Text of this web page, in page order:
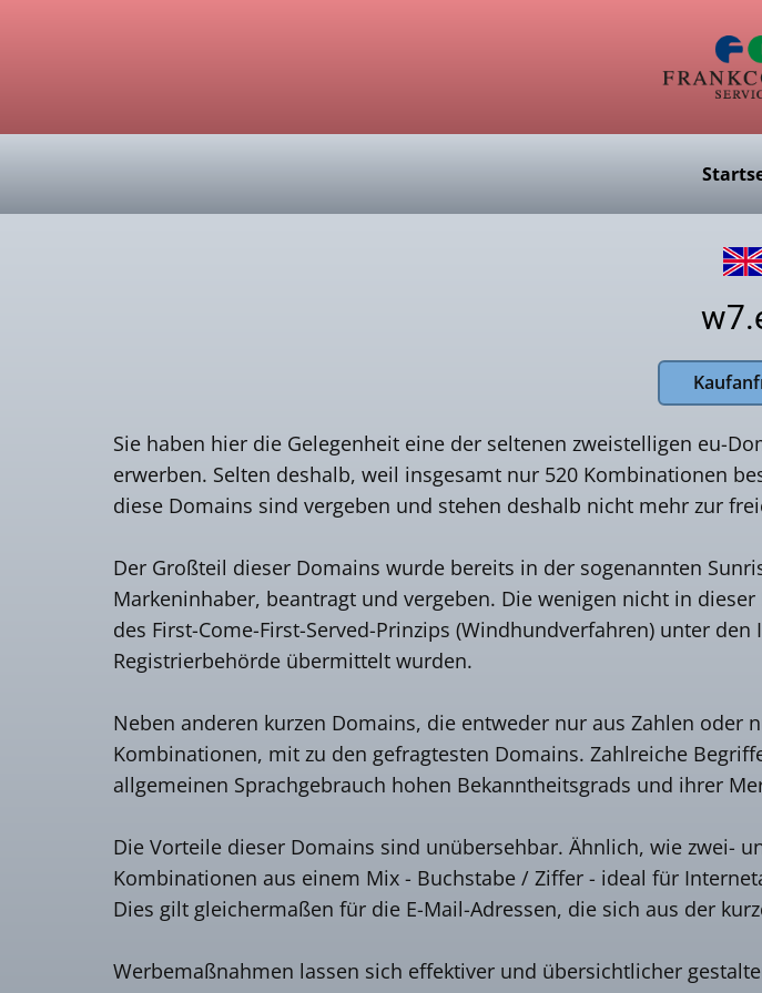
Sie haben hier die Gelegenheit eine der seltenen zweistelligen eu-
erwerben. Selten deshalb, weil insgesamt nur 520 Kombinationen
diese Domains sind vergeben und stehen deshalb nicht mehr zur
Der Großteil dieser Domains wurde bereits in der sogenannten
Markeninhaber, beantragt und vergeben. Die wenigen nicht in
des First-Come-First-Served-Prinzips (Windhundverfahren) unter
Registrierbehörde übermittelt wurden.
Neben anderen kurzen Domains, die entweder nur aus Zahlen oder
Kombinationen, mit zu den gefragtesten Domains. Zahlreiche
allgemeinen Sprachgebrauch hohen Bekanntheitsgrads und ihrer
Die Vorteile dieser Domains sind unübersehbar. Ähnlich, wie zwei-
Kombinationen aus einem Mix - Buchstabe / Ziffer - ideal für
Dies gilt gleichermaßen für die E-Mail-Adressen, die sich aus der
Werbemaßnahmen lassen sich effektiver und übersichtlicher